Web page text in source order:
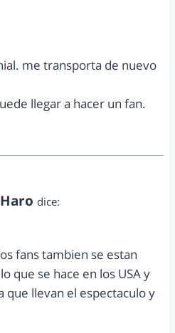
me transporta de nuevo
llegar a hacer un fan.
dice:
fans tambien se estan
que se hace en los USA y
que llevan el espectaculo y